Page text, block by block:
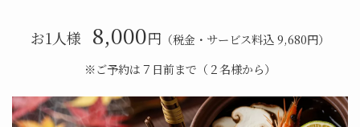
お1人様 8,000円 （税金・サービス料込 9,680円）
※ご予約は７⽇前まで（２名様から）